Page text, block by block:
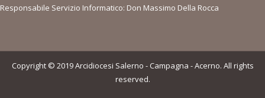
Responsabile Servizio Informatico: Don Massimo Della Rocca
Copyright © 2019 Arcidiocesi Salerno - Campagna - Acerno. All rights
reserved.